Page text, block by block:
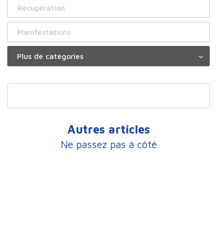
Récupération
Manifestations
Autres articles
Ne passez pas à côté